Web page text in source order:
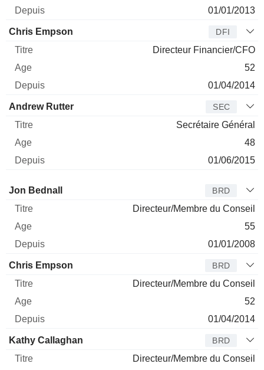
01/01/2013
Chris Empson DFI
Directeur Financier/CFO
52
01/04/2014
Andrew Rutter SEC
Secrétaire Général
48
01/06/2015
Administrateur
Jon Bednall BRD
Directeur/Membre du Conseil
55
01/01/2008
Chris Empson BRD
Directeur/Membre du Conseil
52
01/04/2014
Kathy Callaghan BRD
Directeur/Membre du Conseil